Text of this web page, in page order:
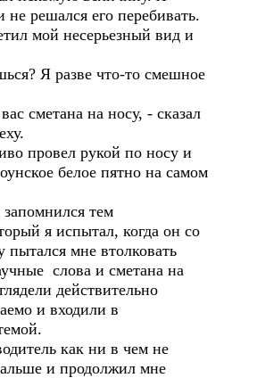
не решался его перебивать.
мой несерьезный вид и
Я разве что-то смешное
сметана на носу, - сказал
провел рукой по носу и
белое пятно на самом
тем
я испытал, когда он со
пытался мне втолковать
слова и сметана на
действительно
и входили в
как ни в чем не
и продолжил мне